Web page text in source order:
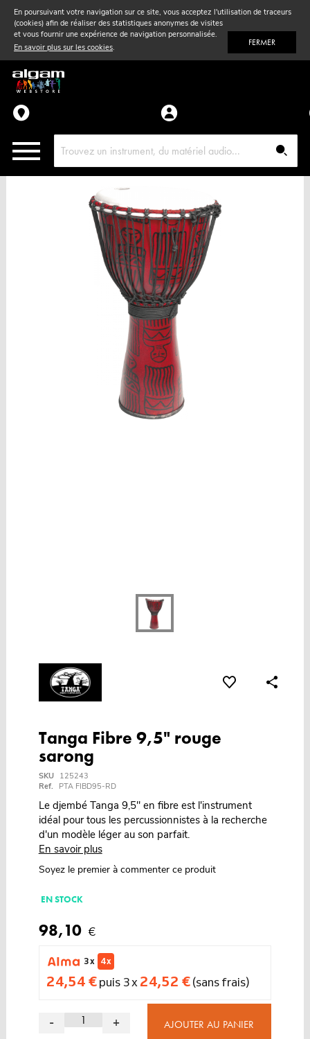
En poursuivant votre navigation sur ce site, vous acceptez l'utilisation de traceurs
(cookies) afin de réaliser des statistiques anonymes de visites
et vous fournir une expérience de navigation personnalisée.
En savoir plus sur les cookies. FERMER
Vent& Violon
Accessoires
Pièces détachées
Tanga Fibre 9,5" rouge
sarong
SKU
125243
Ref.
PTA FIBD95-RD
Le djembé Tanga 9,5" en fibre est l'instrument
idéal pour tous les percussionnistes à la recherche
d'un modèle léger au son parfait.
En savoir plus
Soyez le premier à commenter ce produit
EN STOCK
98,10 €
3 x 4 x
24,54 €puis 3 x 24,52 €(sans frais)
- + AJOUTER AU PANIER